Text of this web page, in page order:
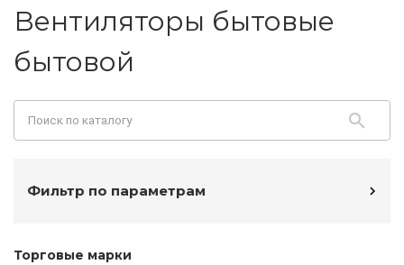
Вентиляторы бытовые
бытовой
Фильтр по параметрам
Торговые марки